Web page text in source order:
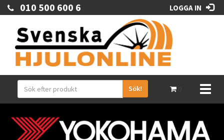
010 500 600 6 LOGGA IN
Sök!